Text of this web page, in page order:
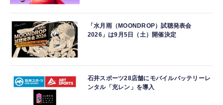
「水月雨（MOONDROP）試聴発表会
2026」は9月5日（土）開催決定
石井スポーツ28店舗にモバイルバッテリーレ
ンタル「充レン」を導入